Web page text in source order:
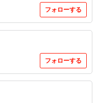
フォローする
フォローする